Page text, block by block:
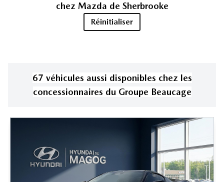
chez Mazda de Sherbrooke
Réinitialiser
67 véhicules aussi disponibles chez les
concessionnaires du Groupe Beaucage